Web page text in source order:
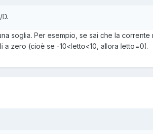
soglia. Per esempio, se sai che la
a zero (cioè se -10<letto<10, allora letto=0).